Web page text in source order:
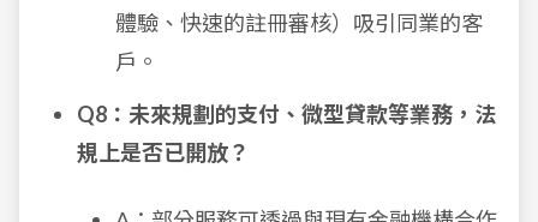
體驗、快速的註冊審核）吸引同業的客
戶。
Q8：未來規劃的支付、微型貸款等業務，法
規上是否已開放？